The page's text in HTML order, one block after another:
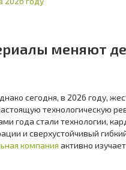
меняют
сегодня, в 2026 году,
технологическую
года стали технологии,
и сверхустойчивый
компания активно